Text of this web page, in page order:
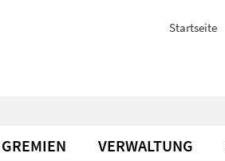
Startseite
GREMIEN VERWALTUNG